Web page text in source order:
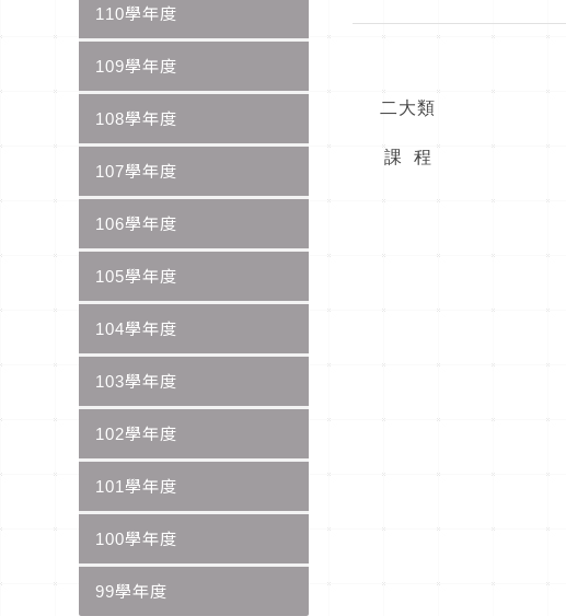
110學年度
109學年度
108學年度
107學年度
106學年度
105學年度
104學年度
103學年度
102學年度
101學年度
100學年度
99學年度
二大類
課 程